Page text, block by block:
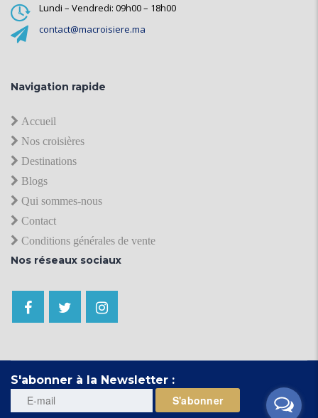
Lundi – Vendredi: 09h00 – 18h00
contact@macroisiere.ma
Navigation rapide
Accueil
Nos croisières
Destinations
Blogs
Qui sommes-nous
Contact
Conditions générales de vente
Nos réseaux sociaux
S'abonner à la Newsletter :